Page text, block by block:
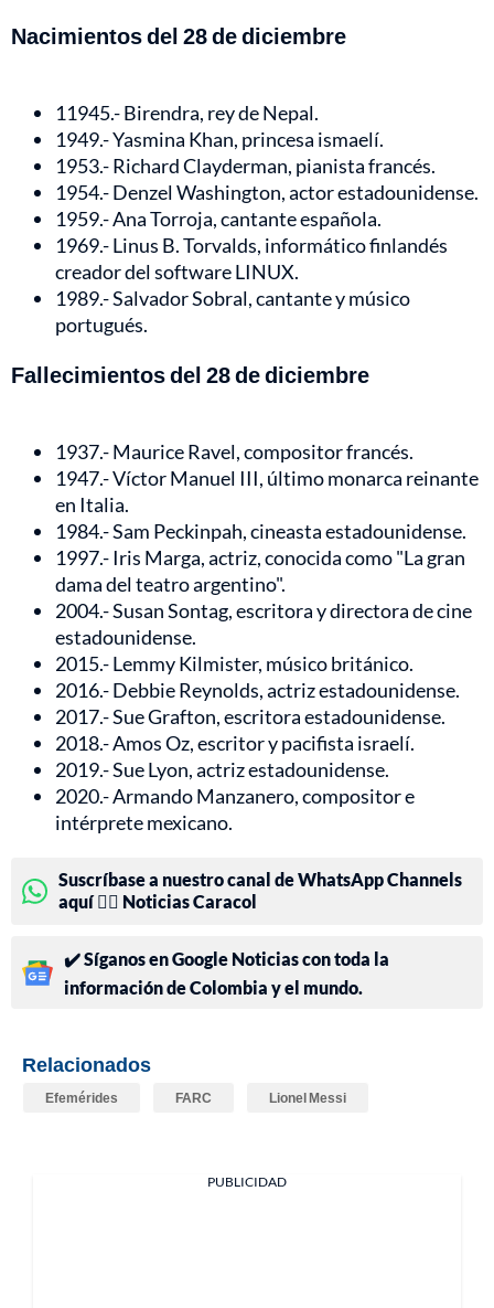
Nacimientos del 28 de diciembre
11945.- Birendra, rey de Nepal.
1949.- Yasmina Khan, princesa ismaelí.
1953.- Richard Clayderman, pianista francés.
1954.- Denzel Washington, actor estadounidense.
1959.- Ana Torroja, cantante española.
1969.- Linus B. Torvalds, informático finlandés
creador del software LINUX.
1989.- Salvador Sobral, cantante y músico
portugués.
Fallecimientos del 28 de diciembre
1937.- Maurice Ravel, compositor francés.
1947.- Víctor Manuel III, último monarca reinante
en Italia.
1984.- Sam Peckinpah, cineasta estadounidense.
1997.- Iris Marga, actriz, conocida como "La gran
dama del teatro argentino".
2004.- Susan Sontag, escritora y directora de cine
estadounidense.
2015.- Lemmy Kilmister, músico británico.
2016.- Debbie Reynolds, actriz estadounidense.
2017.- Sue Grafton, escritora estadounidense.
2018.- Amos Oz, escritor y pacifista israelí.
2019.- Sue Lyon, actriz estadounidense.
2020.- Armando Manzanero, compositor e
intérprete mexicano.
Suscríbase a nuestro canal de WhatsApp Channels
aquí 👉🏻 Noticias Caracol
✔️ Síganos en Google Noticias con toda la
información de Colombia y el mundo.
Relacionados
Efemérides FARC Lionel Messi
PUBLICIDAD